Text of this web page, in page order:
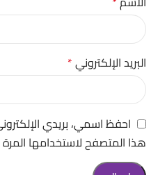
البريد الإلكتروني*
احفظ اسمي، بريدي
هذا المتصفح لاستخدامها